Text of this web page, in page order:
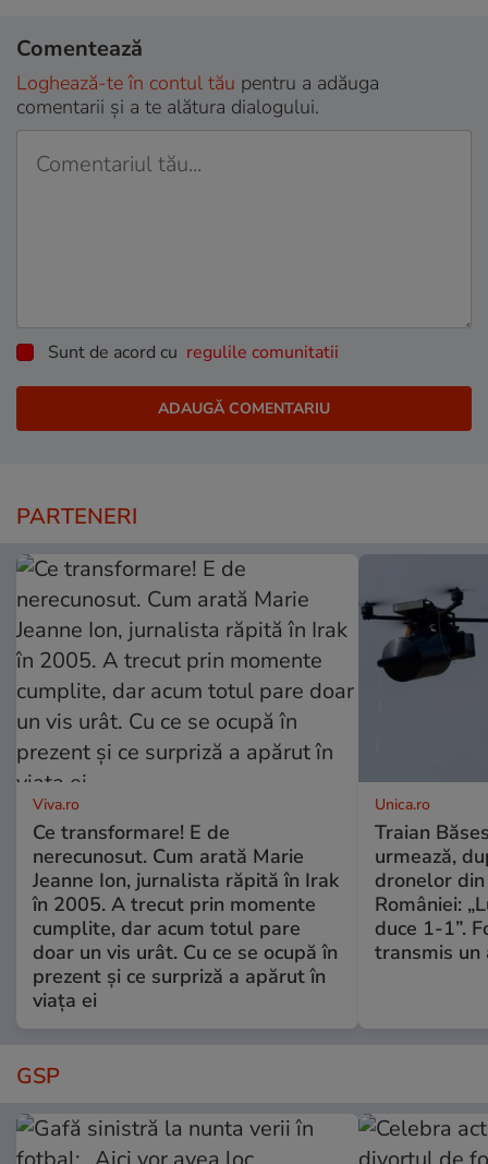
Comentează
Loghează-te în contul tău pentru a adăuga
comentarii și a te alătura dialogului.
Sunt de acord cu regulile comunitatii
PARTENERI
Viva.ro
Ce transformare! E de
nerecunosut. Cum arată Marie
Jeanne Ion, jurnalista răpită în Irak
în 2005. A trecut prin momente
cumplite, dar acum totul pare
doar un vis urât. Cu ce se ocupă în
prezent și ce surpriză a apărut în
viața ei
Unica.ro
Traian
urmează,
dronelor
României:
duce 1-1”.
transmis un
GSP